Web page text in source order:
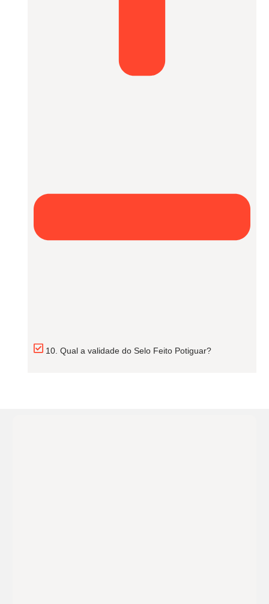
10. Qual a validade do Selo Feito Potiguar?